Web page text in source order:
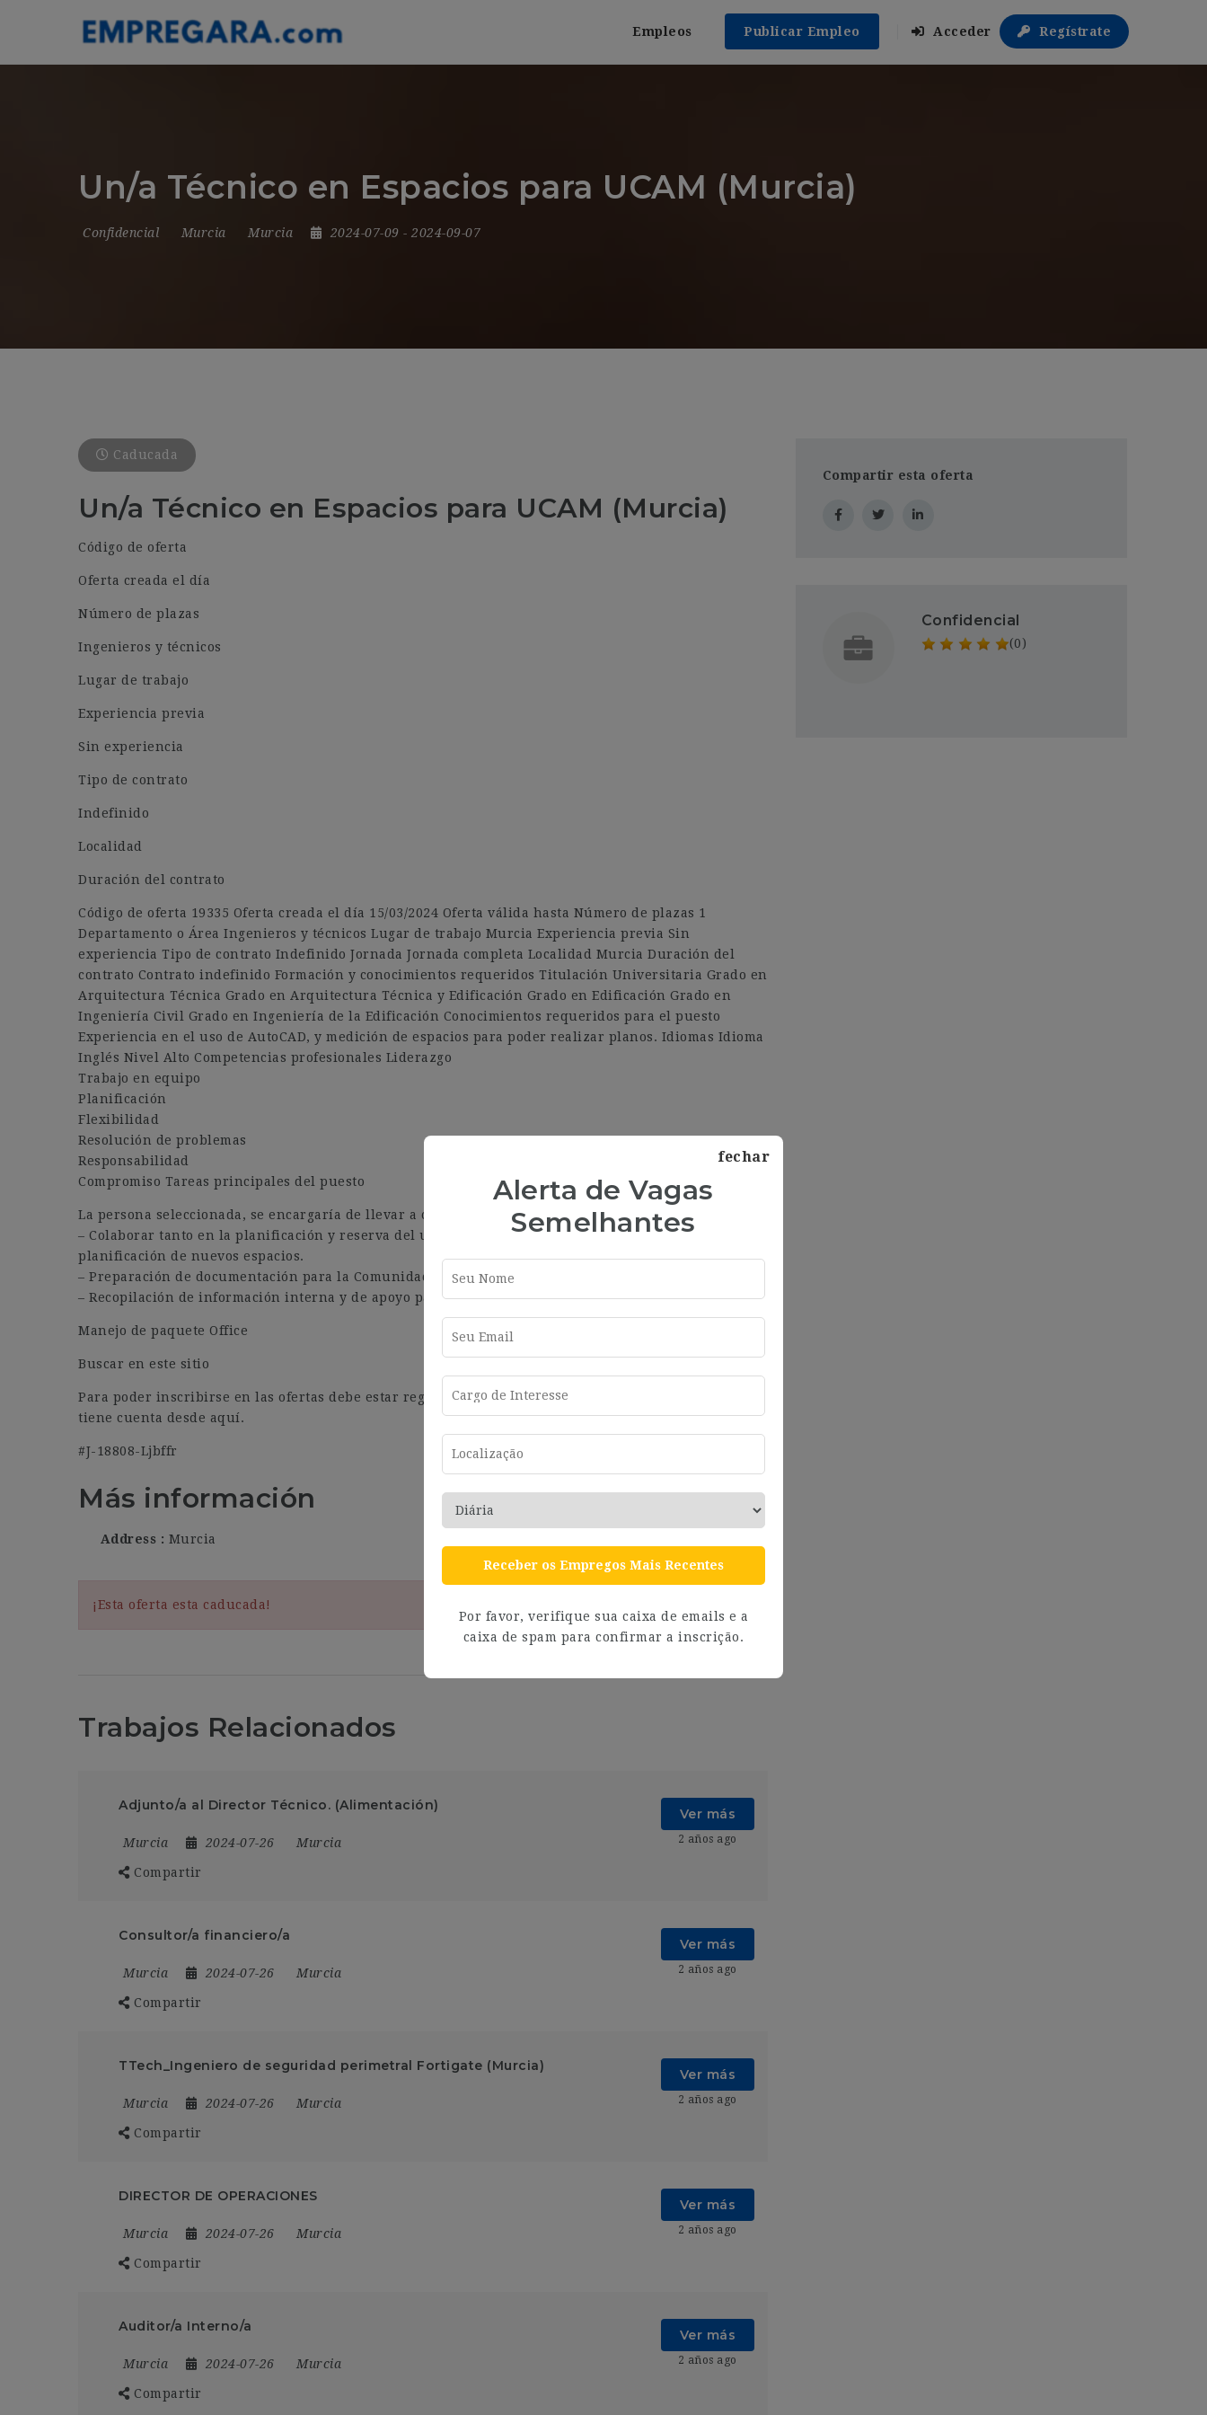
Empleos Publicar Empleo Acceder Regístrate
Un/a Técnico en Espacios para UCAM (Murcia)
Confidencial Murcia Murcia 2024-07-09 - 2024-09-07
Caducada
Un/a Técnico en Espacios para UCAM (Murcia)
Código de oferta
Oferta creada el día
Número de plazas
Ingenieros y técnicos
Lugar de trabajo
Experiencia previa
Sin experiencia
Tipo de contrato
Indefinido
Localidad
Duración del contrato
Código de oferta 19335 Oferta creada el día 15/03/2024 Oferta válida hasta Número de plazas 1
Departamento o Área Ingenieros y técnicos Lugar de trabajo Murcia Experiencia previa Sin
experiencia Tipo de contrato Indefinido Jornada Jornada completa Localidad Murcia Duración del
contrato Contrato indefinido Formación y conocimientos requeridos Titulación Universitaria Grado en
Arquitectura Técnica Grado en Arquitectura Técnica y Edificación Grado en Edificación Grado en
Ingeniería Civil Grado en Ingeniería de la Edificación Conocimientos requeridos para el puesto
Experiencia en el uso de AutoCAD, y medición de espacios para poder realizar planos. Idiomas Idioma
Inglés Nivel Alto Competencias profesionales Liderazgo
Trabajo en equipo
Planificación
Flexibilidad
Resolución de problemas
Responsabilidad
Compromiso Tareas principales del puesto
La persona seleccionada, se encargaría de llevar a cabo las siguientes funciones:
– Colaborar tanto en la planificación y reserva del uso de los espacios existentes, como en la
planificación de nuevos espacios.
– Preparación de documentación para la Comunidad Autónoma, Aneca, etc.
– Recopilación de información interna y de apoyo para la planificación de nuevos proyectos.
Manejo de paquete Office
Buscar en este sitio
Para poder inscribirse en las ofertas debe estar registrado. Puederegistrarse
tiene cuenta desde aquí.
#J-18808-Ljbffr
Más información
Address Murcia
¡Esta oferta esta caducada!
Trabajos Relacionados
Adjunto/a al Director Técnico. (Alimentación)
Murcia 2024-07-26 Murcia
Compartir
Ver más
2 años ago
Consultor/a financiero/a
Murcia 2024-07-26 Murcia
Compartir
Ver más
2 años ago
TTech_Ingeniero de seguridad perimetral Fortigate (Murcia)
Murcia 2024-07-26 Murcia
Compartir
Ver más
2 años ago
DIRECTOR DE OPERACIONES
Murcia 2024-07-26 Murcia
Compartir
Ver más
2 años ago
Auditor/a Interno/a
Murcia 2024-07-26 Murcia
Compartir
Ver más
2 años ago
Compartir esta oferta
Confidencial
(0)
fechar
Alerta de Vagas
Semelhantes
Receber os Empregos Mais Recentes
Por favor, verifique sua caixa de emails e a
caixa de spam para confirmar a inscrição.